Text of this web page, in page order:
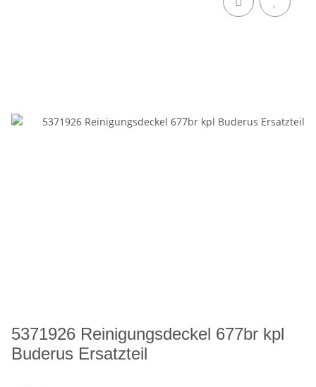
5371926 Reinigungsdeckel 677br kpl
Buderus Ersatzteil